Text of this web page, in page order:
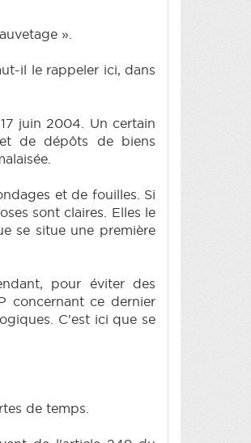
».
il le rappeler ici, dans
juin 2004. Un certain
de dépôts de biens
et de fouilles. Si
sont claires. Elles le
se situe une première
pour éviter des
concernant ce dernier
C'est ici que se
de temps.